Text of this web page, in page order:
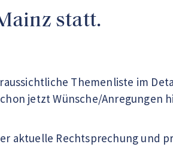
statt.
Themenliste im
jetzt Wünsche/
aktuelle Rechtsprechung und